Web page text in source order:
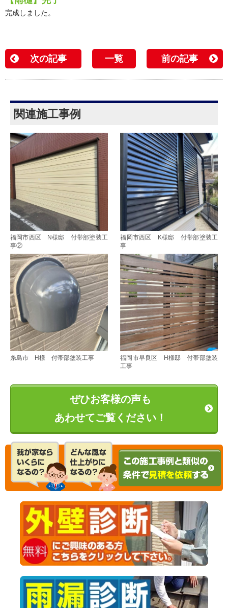
完成しました。
次の記事 一覧 前の記事
関連施工事例
福岡市西区 N様邸 付帯部塗装工
事②
福岡市西区 K様邸 付帯部塗装工
事
糸島市 H様 付帯部塗装工事
福岡市早良区 H様邸 付帯部塗装
工事
ぜひお客様の声も
あわせてご覧ください！